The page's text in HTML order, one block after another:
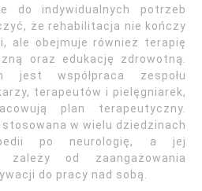
do indywidualnych potrzeb
że rehabilitacja nie kończy
ale obejmuje również terapię
oraz edukację zdrowotną.
jest współpraca zespołu
terapeutów i pielęgniarek,
plan terapeutyczny.
w wielu dziedzinach
po neurologię, a jej
zależy od zaangażowania
do pracy nad sobą.